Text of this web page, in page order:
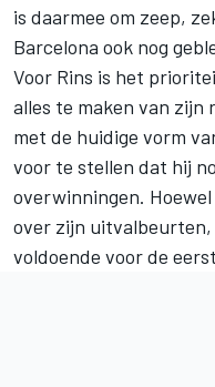
is daarmee om zeep,
Barcelona ook nog
Voor Rins is het
alles te maken van
met de huidige vorm
voor te stellen dat hij
overwinningen.
over zijn
voldoende voor de